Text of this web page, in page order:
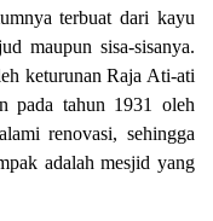
terbuat dari kayu
maupun sisa-sisanya.
keturunan Raja Ati-ati
pada tahun 1931 oleh
renovasi, sehingga
adalah mesjid yang